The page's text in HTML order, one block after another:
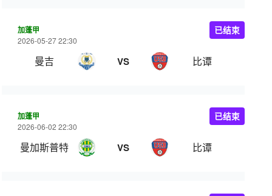
加蓬甲
2026-05-27 22:30
曼吉 VS 比谭
已结束
加蓬甲
2026-06-02 22:30
曼加斯普特 VS 比谭
已结束